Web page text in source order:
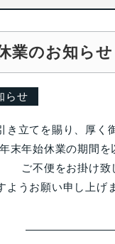
業のお知らせ
らせ
立てを賜り、厚く
年始休業の期間を
ご不便をお掛け致
ようお願い申し上